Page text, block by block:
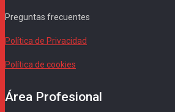
Preguntas frecuentes
Política de Privacidad
Política de cookies
Área Profesional